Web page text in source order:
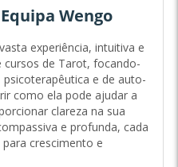
Wengo
experiência, intuitiva e
cursos de Tarot, focando-
e de auto-
como ela pode ajudar a
clareza na sua
e profunda, cada
crescimento e